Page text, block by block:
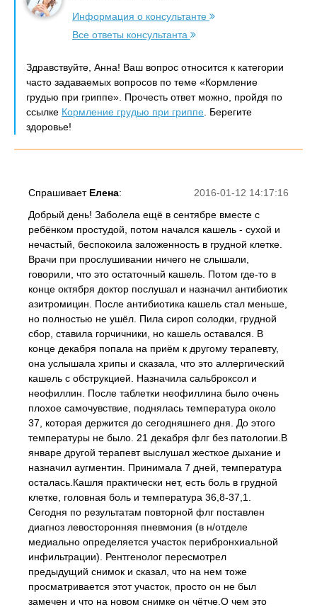
Информация о консультанте
Все ответы консультанта
Здравствуйте, Анна! Ваш вопрос относится к категории
часто задаваемых вопросов по теме «Кормление
грудью при гриппе». Прочесть ответ можно, пройдя по
ссылке Кормление грудью при гриппе . Берегите
здоровье!
2016-01-12 14:17:16
Спрашивает Елена:
Добрый день! Заболела ещё в сентябре вместе с
ребёнком простудой, потом начался кашель - сухой и
нечастый, беспокоила заложенность в грудной клетке.
Врачи при прослушивании ничего не слышали,
говорили, что это остаточный кашель. Потом где-то в
конце октября доктор послушал и назначил антибиотик
азитромицин. После антибиотика кашель стал меньше,
но полностью не ушёл. Пила сироп солодки, грудной
сбор, ставила горчичники, но кашель оставался. В
конце декабря попала на приём к другому терапевту,
она услышала хрипы и сказала, что это аллергический
кашель с обструкцией. Назначила сальброксол и
неофиллин. После таблетки неофиллина было очень
плохое самочувствие, поднялась температура около
37, которая держится до сегодняшнего дня. До этого
температуры не было. 21 декабря флг без патологии.В
январе другой терапевт выслушал жесткое дыхание и
назначил аугментин. Принимала 7 дней, температура
осталась.Кашля практически нет, есть боль в грудной
клетке, головная боль и температура 36,8-37,1.
Сегодня по результатам повторной флг поставлен
диагноз левосторонняя пневмония (в н/отделе
медиально определяется участок перибронхиальной
инфильтрации). Рентгенолог пересмотрел
предыдущий снимок и сказал, что на нем тоже
просматривается этот участок, просто он не был
замечен и что на новом снимке он чётче.О чем это